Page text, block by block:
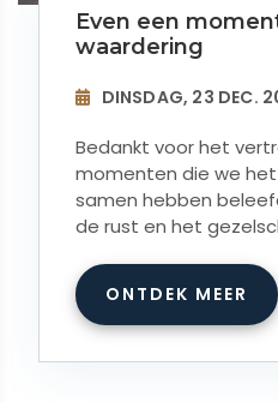
Even een
waardering
DINSDAG, 23 DEC.
Bedankt voor het
momenten die we
samen hebben
de rust en het
ONTDEK MEER